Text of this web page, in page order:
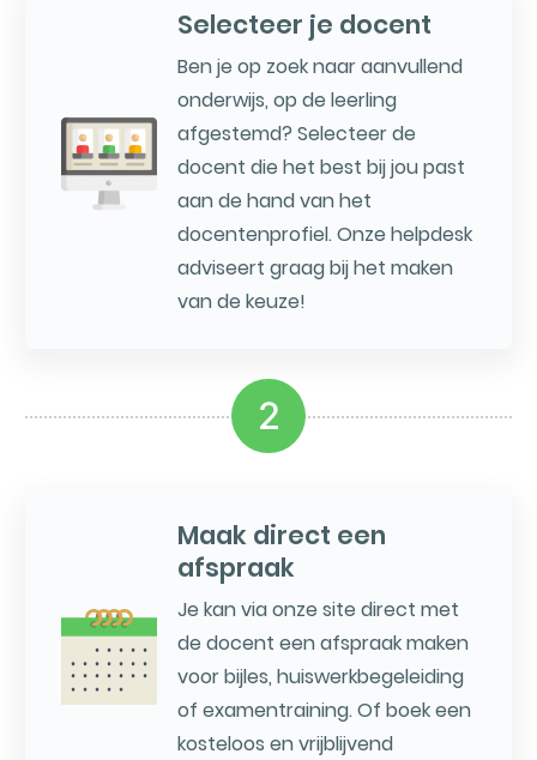
Selecteer je docent
Ben je op zoek naar aanvullend
onderwijs, op de leerling
afgestemd? Selecteer de
docent die het best bij jou past
aan de hand van het
docentenprofiel. Onze helpdesk
adviseert graag bij het maken
van de keuze!
2
Maak direct een
afspraak
Je kan via onze site direct met
de docent een afspraak maken
voor bijles, huiswerkbegeleiding
of examentraining. Of boek een
kosteloos en vrijblijvend